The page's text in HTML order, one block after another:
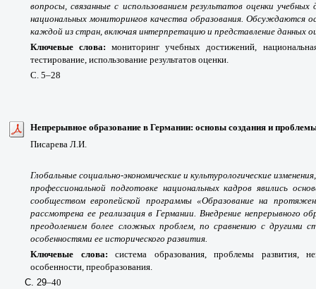
вопросы, связанные с использованием результатов оценки
национальных мониторингов качества образования. Обсуждаются
каждой из стран, включая интерпретацию и представление данных
Ключевые слова:мониторинг учебных достижений,
тестирование, использование результатов оценки.
С. 5–28
Непрерывное образование в Германии: основы создания и
Писарева Л.И.
Глобальные социально-экономические и культурологические
профессиональной подготовке национальных кадров явились
сообществом европейской программы «Образование на
рассмотрена ее реализация в Германии. Внедрение непрерывного
преодолением более сложных проблем, по сравнению с другими
особенностями ее исторического развития.
Ключевые слова: система образования, проблемы развития,
особенности, преобразования.
С. 29–40